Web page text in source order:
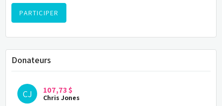
PARTICIPER
Donateurs
CJ 107,73 $
Chris Jones